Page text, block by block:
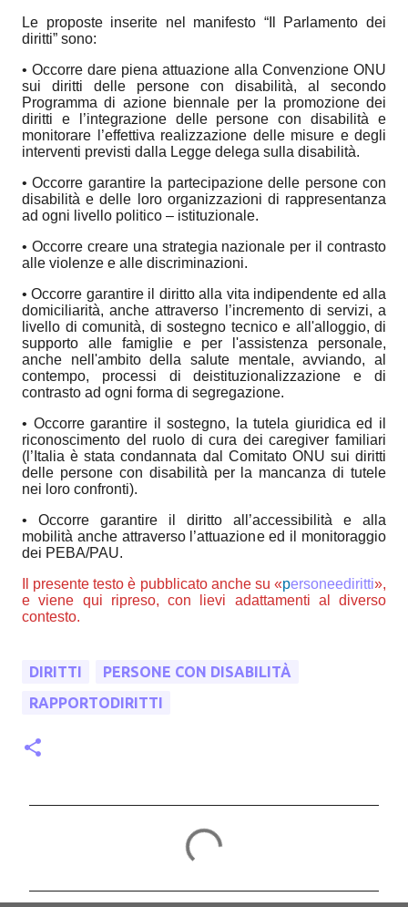
Le proposte inserite nel manifesto “Il Parlamento dei
diritti” sono:
• Occorre dare piena attuazione alla Convenzione ONU
sui diritti delle persone con disabilità, al secondo
Programma di azione biennale per la promozione dei
diritti e l’integrazione delle persone con disabilità e
monitorare l’effettiva realizzazione delle misure e degli
interventi previsti dalla Legge delega sulla disabilità.
•Occorre garantire la partecipazione delle persone con
disabilità e delle loro organizzazioni di rappresentanza
ad ogni livello politico – istituzionale.
• Occorre creare una strategia nazionale per il contrasto
alle violenze e alle discriminazioni.
•Occorre garantire il diritto alla vita indipendente ed alla
domiciliarità, anche attraverso
l’incremento di servizi, a
livello di comunità, di sostegno tecnico e all'alloggio, di
supporto alle famiglie e per l'assistenza personale,
anche nell'ambito della salute mentale, avviando, al
contempo, processi di deistituzionalizzazione e di
contrasto ad ogni forma di segregazione.
• Occorre garantire il sostegno, la tutela giuridica ed il
riconoscimento del ruolo di cura deicaregiver familiari
(l’Italia è stata condannata dal Comitato ONU sui diritti
delle persone con disabilità per la mancanza di tutele
nei loro confronti).
• Occorre garantire il diritto all’accessibilità e alla
mobilità anche attraverso l’attuazione ed il monitoraggio
dei PEBA/PAU.
Il presente testo è pubblicato anche su «personeediritti»,
e viene qui ripreso, con lievi adattamenti al diverso
contesto.
DIRITTI
PERSONE CON DISABILITÀ
RAPPORTODIRITTI